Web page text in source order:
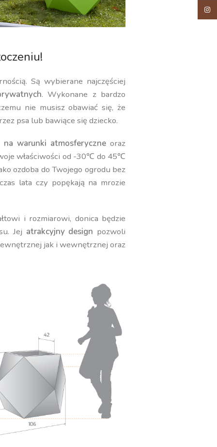
Są wybierane najczęściej
. Wykonane z bardzo
nie musisz obawiać się, że
psa lub bawiące się dziecko.
na warunki atmosferyczne oraz
właściwości od -30℃ do 45℃
ozdoba do Twojego ogrodu bez
lata czy popękają na mrozie
i rozmiarowi, donica będzie
Jej atrakcyjny design pozwoli
jak i wewnętrznej oraz